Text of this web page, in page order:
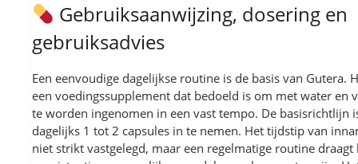
Gebruiksaanwijzing, dosering en
gebruiksadvies
Een eenvoudige dagelijkse routine is de basis van Gutera.
een voedingssupplement dat bedoeld is om met water en
te worden ingenomen in een vast tempo. De basisrichtlijn
dagelijks 1 tot 2 capsules in te nemen. Het tijdstip van
niet strikt vastgelegd, maar een regelmatige routine draagt